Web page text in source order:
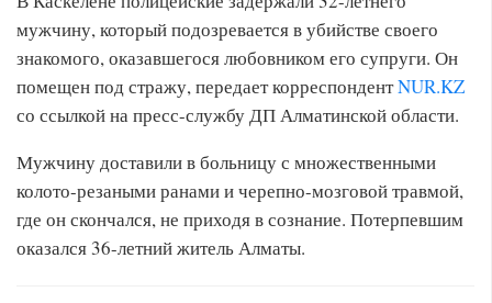
мужчину, который подозревается в убийстве своего
знакомого, оказавшегося любовником его супруги. Он
помещен под стражу, передает корреспондентNUR.KZ
со ссылкой на пресс-службу ДП Алматинской области.
Мужчину доставили в больницу с множественными
колото-резаными ранами и черепно-мозговой травмой,
где он скончался, не приходя в сознание. Потерпевшим
оказался 36-летний житель Алматы.